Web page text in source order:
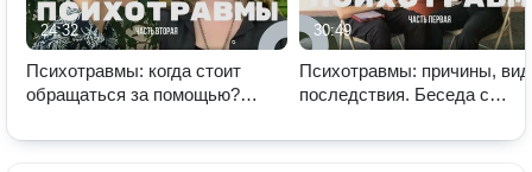
24:32
Психотравмы: когда стоит
обращаться за помощью?
30:49
Психотравмы: причины,
последствия. Беседа с